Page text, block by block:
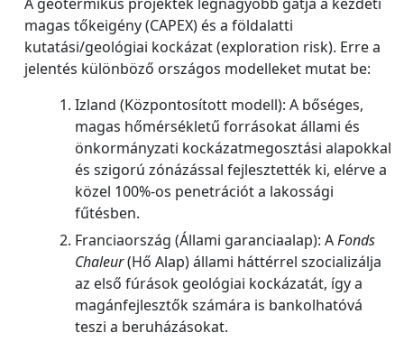
magas tőkeigény (CAPEX) és a földalatti
kutatási/geológiai kockázat (exploration risk). Erre a
jelentés különböző országos modelleket mutat be:
Izland (Központosított modell): A bőséges,
magas hőmérsékletű forrásokat állami és
önkormányzati kockázatmegosztási alapokkal
és szigorú zónázással fejlesztették ki, elérve a
közel 100%-os penetrációt a lakossági
fűtésben.
Franciaország (Állami garanciaalap): AFonds
Chaleur(Hő Alap) állami háttérrel szocializálja
az első fúrások geológiai kockázatát, így a
magánfejlesztők számára is bankolhatóvá
teszi a beruházásokat.